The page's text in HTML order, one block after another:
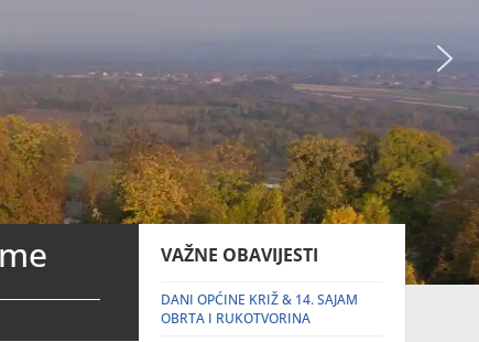
VAŽNE OBAVIJESTI
DANI OPĆINE KRIŽ & 14. SAJAM
OBRTA I RUKOTVORINA